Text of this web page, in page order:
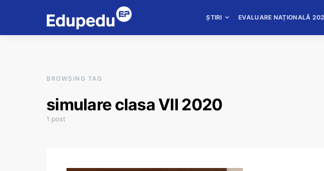
ȘTIRI EVALUARE NAȚIONALĂ
BROWSING TAG
simulare clasa VII 2020
1 post